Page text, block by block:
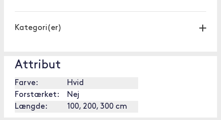
Kategori(er)
Attribut
Farve:
Hvid
Forstærket:
Nej
Længde:
100, 200, 300 cm